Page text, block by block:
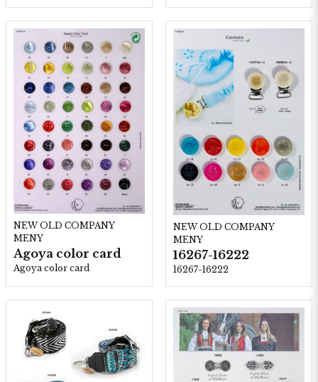
NEW OLD COMPANY
MENY
Agoya color card
Agoya color card
NEW OLD COMPANY
MENY
16267-16222
16267-16222